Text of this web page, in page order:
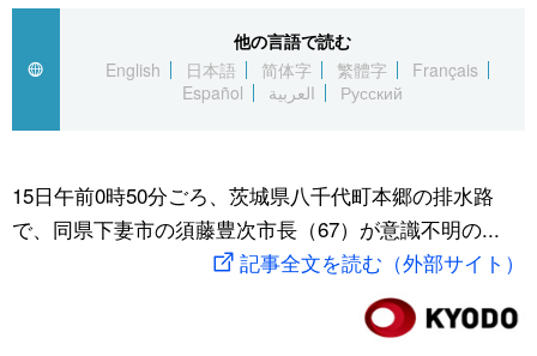
Русский
経済・ビジネス
国際
文化
トップ
アーカイブ
In-depth
Japan Data
動画/Live
スポーツ・東京2020
他の言語で読む
English
日本語 简体字 繁體字
Français
Español
العربية Русский
15日午前0時50分ごろ、茨城県八千代町本郷の排水路
で、同県下妻市の須藤豊次市長（67）が意識不明の...
記事全文を読む（外部サイト）